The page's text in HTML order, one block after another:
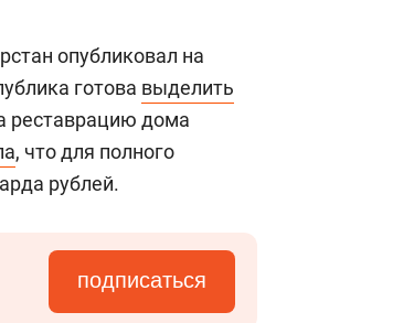
опубликовал на
готова выделить
реставрацию дома
, что для полного
рублей.
подписаться